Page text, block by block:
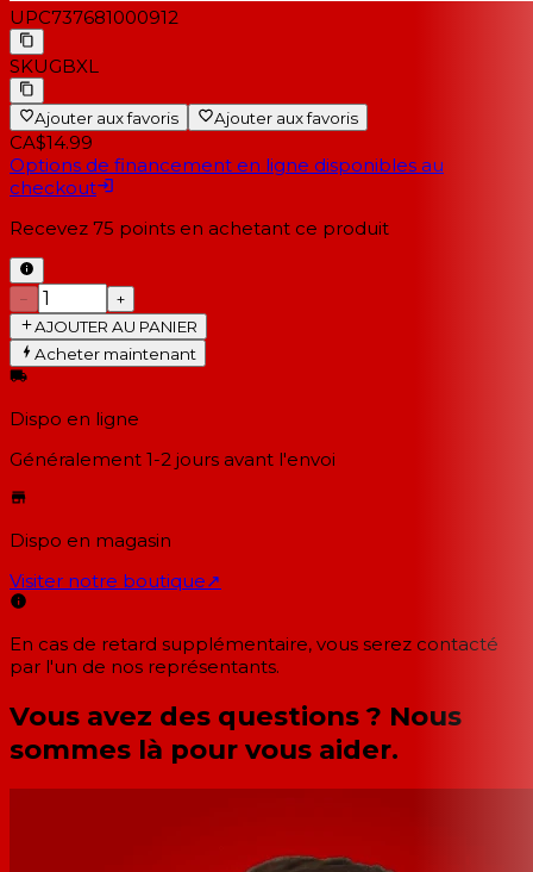
UPC737681000912
SKUGBXL
Ajouter aux favoris Ajouter aux favoris
CA$14.99
Options de financement en ligne disponibles au
checkout
Recevez 75 points en achetant ce produit
−
+
AJOUTER AU PANIER
Acheter maintenant
Dispo en ligne
Généralement 1-2 jours avant l'envoi
Dispo en magasin
Visiter notre boutique↗
En cas de retard supplémentaire, vous serez contacté
par l'un de nos représentants.
Vous avez des questions ? Nous
sommes là pour vous aider.